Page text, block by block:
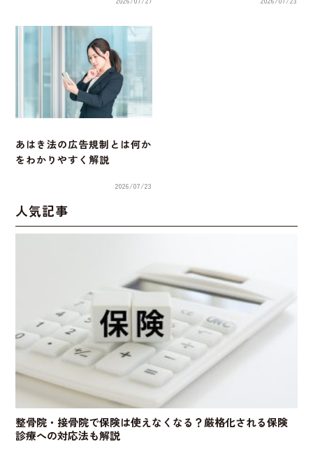
あはき法の広告規制とは何か
をわかりやすく解説
2026/07/23
人気記事
整骨院・接骨院で保険は使えなくなる？厳格化される保険
診療への対応法も解説